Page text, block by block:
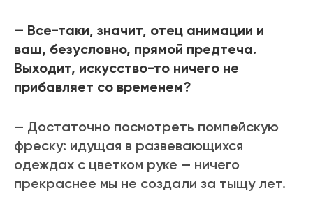
— Все-таки, значит, отец анимации и
ваш, безусловно, прямой предтеча.
Выходит, искусство-то ничего не
прибавляет со временем?
— Достаточно посмотреть помпейскую
фреску: идущая в развевающихся
одеждах с цветком руке — ничего
прекраснее мы не создали за тыщу лет.